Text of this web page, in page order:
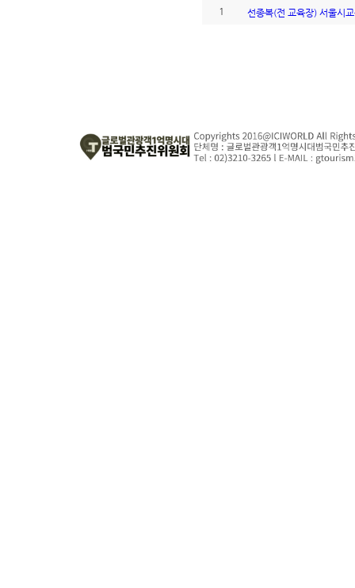
1 선종복(전 교육장) 서울시